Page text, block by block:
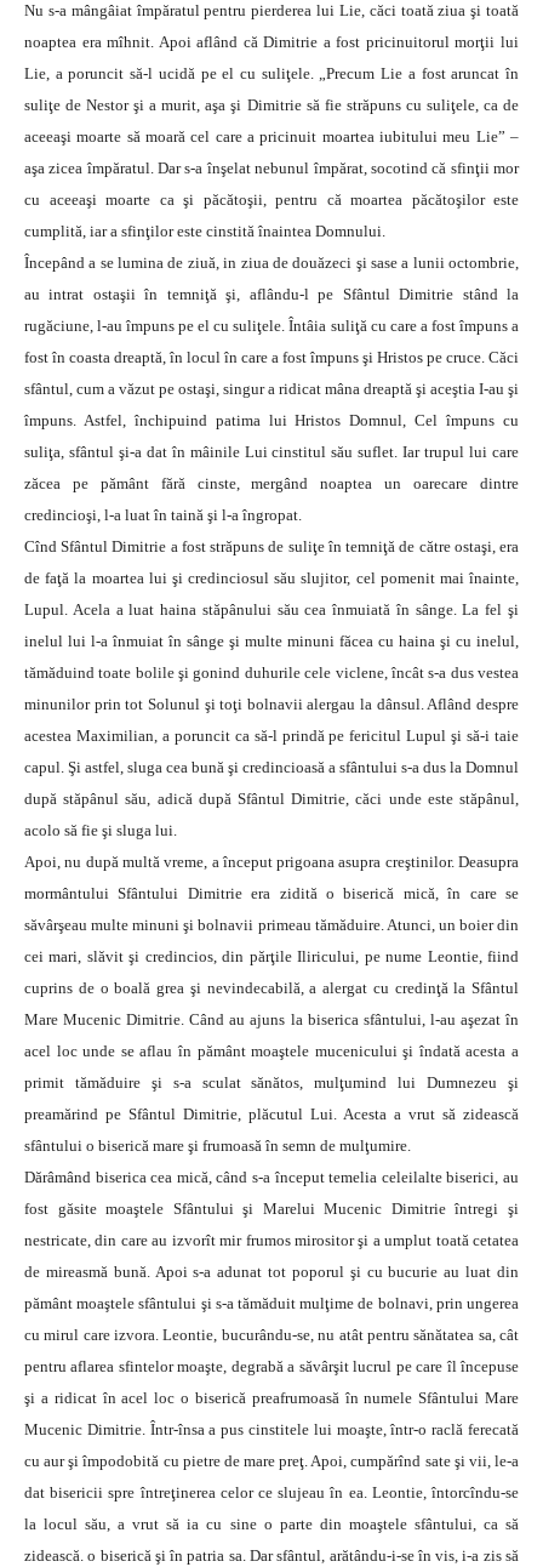
Nu s-a mângâiat împăratul pentru pierderea lui Lie, căci toată ziua şi toată
noaptea era mîhnit. Apoi aflând că Dimitrie a fost pricinuitorul morţii lui
Lie, a poruncit să-l ucidă pe el cu suliţele. „Precum Lie a fost aruncat în
suliţe de Nestor şi a murit, aşa şi Dimitrie să fie străpuns cu suliţele, ca de
aceeaşi moarte să moară cel care a pricinuit moartea iubitului meu Lie” –
aşa zicea împăratul. Dar s-a înşelat nebunul împărat, socotind că sfinţii mor
cu aceeaşi moarte ca şi păcătoşii, pentru că moartea păcătoşilor este
cumplită, iar a sfinţilor este cinstită înaintea Domnului.
Începând a se lumina de ziuă, in ziua de douăzeci şi sase a lunii octombrie,
au intrat ostaşii în temniţă şi, aflându-l pe Sfântul Dimitrie stând la
rugăciune, l-au împuns pe el cu suliţele. Întâia suliţă cu care a fost împuns a
fost în coasta dreaptă, în locul în care a fost împuns şi Hristos pe cruce. Căci
sfântul, cum a văzut pe ostaşi, singur a ridicat mâna dreaptă şi aceştia I-au şi
împuns. Astfel, închipuind patima lui Hristos Domnul, Cel împuns cu
suliţa, sfântul şi-a dat în mâinile Lui cinstitul său suflet. Iar trupul lui care
zăcea pe pământ fără cinste, mergând noaptea un oarecare dintre
credincioşi, l-a luat în taină şi l-a îngropat.
Cînd Sfântul Dimitrie a fost străpuns de suliţe în temniţă de către ostaşi, era
de faţă la moartea lui şi credinciosul său slujitor, cel pomenit mai înainte,
Lupul. Acela a luat haina stăpânului său cea înmuiată în sânge. La fel şi
inelul lui l-a înmuiat în sânge şi multe minuni făcea cu haina şi cu inelul,
tămăduind toate bolile şi gonind duhurile cele viclene, încât s-a dus vestea
minunilor prin tot Solunul şi toţi bolnavii alergau la dânsul. Aflând despre
acestea Maximilian, a poruncit ca să-l prindă pe fericitul Lupul şi să-i taie
capul. Şi astfel, sluga cea bună şi credincioasă a sfântului s-a dus la Domnul
după stăpânul său, adică după Sfântul Dimitrie, căci unde este stăpânul,
acolo să fie şi sluga lui.
Apoi, nu după multă vreme, a început prigoana asupra creştinilor. Deasupra
mormântului Sfântului Dimitrie era zidită o biserică mică, în care se
săvârşeau multe minuni şi bolnavii primeau tămăduire. Atunci, un boier din
cei mari, slăvit şi credincios, din părţile Iliricului, pe nume Leontie, fiind
cuprins de o boală grea şi nevindecabilă, a alergat cu credinţă la Sfântul
Mare Mucenic Dimitrie. Când au ajuns la biserica sfântului, l-au aşezat în
acel loc unde se aflau în pământ moaştele mucenicului şi îndată acesta a
primit tămăduire şi s-a sculat sănătos, mulţumind lui Dumnezeu şi
preamărind pe Sfântul Dimitrie, plăcutul Lui. Acesta a vrut să zidească
sfântului o biserică mare şi frumoasă în semn de mulţumire.
Dărâmând biserica cea mică, când s-a început temelia celeilalte biserici, au
fost găsite moaştele Sfântului şi Marelui Mucenic Dimitrie întregi şi
nestricate, din care au izvorît mir frumos mirositor şi a umplut toată cetatea
de mireasmă bună. Apoi s-a adunat tot poporul şi cu bucurie au luat din
pământ moaştele sfântului şi s-a tămăduit mulţime de bolnavi, prin ungerea
cu mirul care izvora. Leontie, bucurându-se, nu atât pentru sănătatea sa, cât
pentru aflarea sfintelor moaşte, degrabă a săvârşit lucrul pe care îl începuse
şi a ridicat în acel loc o biserică preafrumoasă în numele Sfântului Mare
Mucenic Dimitrie. Într-însa a pus cinstitele lui moaşte, într-o raclă ferecată
cu aur şi împodobită cu pietre de mare preţ. Apoi, cumpărînd sate şi vii, le-a
dat bisericii spre întreţinerea celor ce slujeau în ea. Leontie, întorcîndu-se
la locul său, a vrut să ia cu sine o parte din moaştele sfântului, ca să
zidească. o biserică şi în patria sa. Dar sfântul, arătându-i-se în vis, i-a zis să